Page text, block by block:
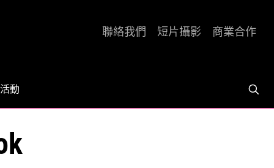
活動
聯絡我們 短片攝影 商業合作